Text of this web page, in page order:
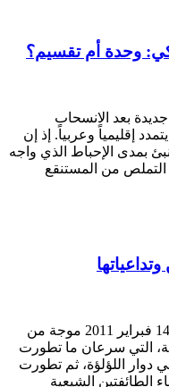
وحدة أم تقسيم؟
بعد الانسحاب
إقليمياً وعربياً. إذ إن
بمدى الإحباط الذي واجه
التملص من المستنقع
قاسم الفلاحيشهدت البحرين منذ 14 فبراير 2011 موجة من
التي سرعان ما تطورت
دوار اللؤلؤة، ثم تطورت
الطائفتين الشيعية